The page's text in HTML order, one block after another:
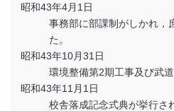
昭和43年4月1日
事務部に部課制がしかれ，
た。
昭和43年10月31日
環境整備第2期工事及び武
昭和43年11月1日
校舎落成記念式典が挙行さ